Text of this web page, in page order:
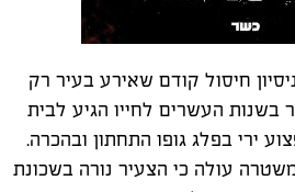
חיסול קודם שאירע בעיר רק
העשרים לחייו הגיע לבית
ירי בפלג גופו התחתון ובהכרה.
עולה כי הצעיר נורה בשכונת